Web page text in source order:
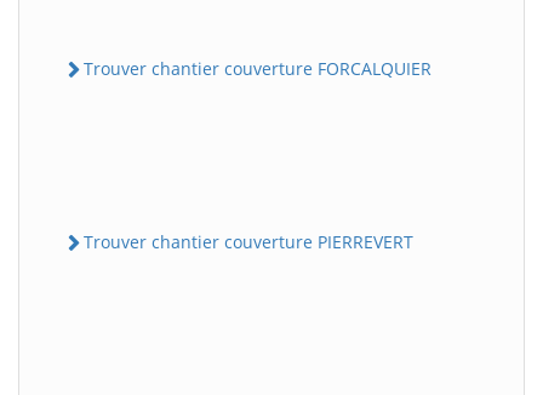
Trouver chantier couverture FORCALQUIER
Trouver chantier couverture PIERREVERT